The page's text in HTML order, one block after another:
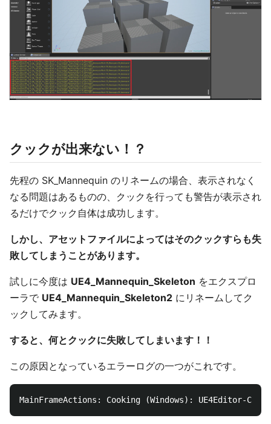
クックが出来ない！？
先程の SK_Mannequin のリネームの場合、表示されなく
なる問題はあるものの、クックを行っても警告が表示され
るだけでクック自体は成功します。
しかし、アセットファイルによってはそのクックすらも失
敗してしまうことがあります。
試しに今度は UE4_Mannequin_Skeleton をエクスプロ
ーラで UE4_Mannequin_Skeleton2 にリネームしてク
ックしてみます。
すると、何とクックに失敗してしまいます！！
この原因となっているエラーログの一つがこれです。